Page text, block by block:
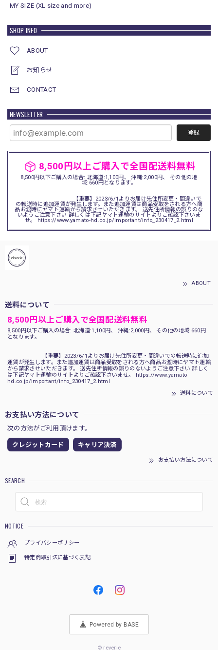
MY SIZE (XL size and more)
SHOP INFO
ABOUT
お知らせ
CONTACT
NEWSLETTER
登録
8,500円以上ご購入で全国配送料無料
8,500円以下ご購入の場合: 北海道:1,100円、 沖縄:2,000円、 その他の地
域:660円となります。
【重要】2023/6/1よりお届け先住所変更・間違いで
の転送時に追加運賃が発生します。また追加運賃は商品受取をされる方へ商
品お渡時にヤマト運輸から請求させいただきます。 送先住所情報の誤りのな
いようご注意下さい 詳しくは下記ヤマト運輸のサイトよりご確認下さいま
せ。 https://www.yamato-hd.co.jp/important/info_230417_2.html
ABOUT
送料について
8,500円以上ご購入で全国配送料無料
8,500円以下ご購入の場合: 北海道:1,100円、 沖縄:2,000円、 その他の地域:660円
となります。
【重要】2023/6/1よりお届け先住所変更・間違いでの転送時に追加
運賃が発生します。また追加運賃は商品受取をされる方へ商品お渡時にヤマト運輸
から請求させいただきます。 送先住所情報の誤りのないようご注意下さい 詳しく
は下記ヤマト運輸のサイトよりご確認下さいませ。 https://www.yamato-
hd.co.jp/important/info_230417_2.html
送料について
お支払い方法について
次の方法がご利用頂けます。
クレジットカード キャリア決済
お支払い方法について
SEARCH
NOTICE
プライバシーポリシー
特定商取引法に基づく表記
Powered by BASE
© reverie